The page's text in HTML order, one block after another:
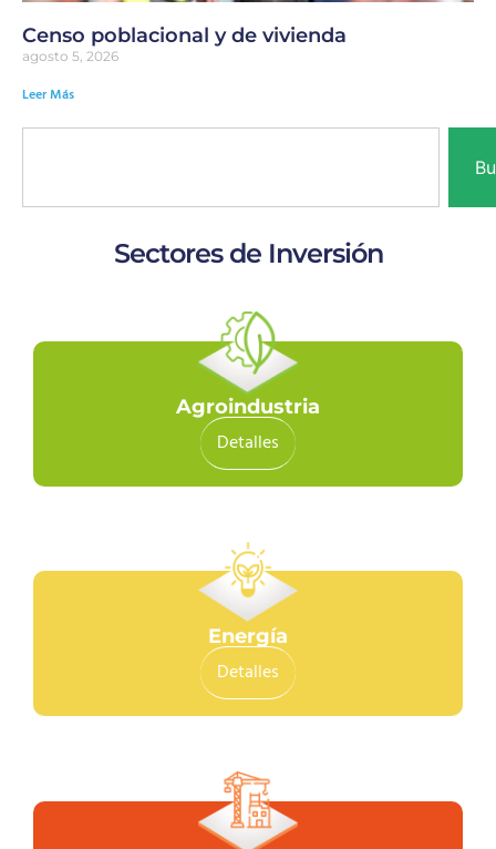
Censo poblacional y de vivienda
agosto 5, 2026
Leer Más
Sectores de Inversión
Agroindustria
Detalles
Energía
Detalles